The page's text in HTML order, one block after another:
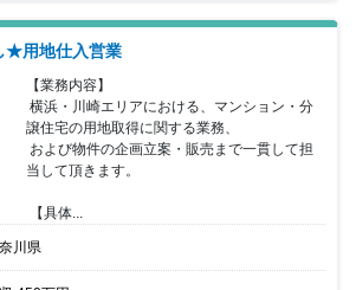
★用地仕入営業
【業務内容】
譲住宅の用地取得に関する業務、
当して頂きます。
【具体...
川県